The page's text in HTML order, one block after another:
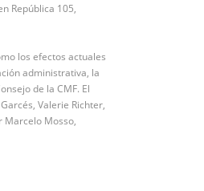
República 105,
los efectos actuales
administrativa, la
de la CMF. El
Valerie Richter,
Marcelo Mosso,